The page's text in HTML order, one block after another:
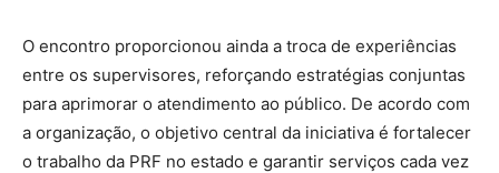
O encontro proporcionou ainda a troca de experiências
entre os supervisores, reforçando estratégias conjuntas
para aprimorar o atendimento ao público. De acordo com
a organização, o objetivo central da iniciativa é fortalecer
o trabalho da PRF no estado e garantir serviços cada vez